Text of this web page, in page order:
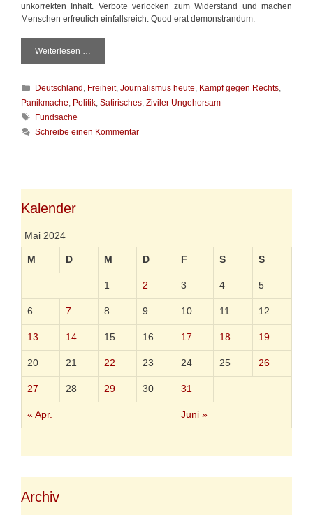
unkorrekten Inhalt. Verbote verlocken zum Widerstand und machen
Menschen erfreulich einfallsreich. Quod erat demonstrandum.
Weiterlesen …
e
e
r
r
r
s
e
m
g
K
a
t
g
e
n
Deutschland , Freiheit,Journalismus heute, Kampf gegen Rechts,
Panikmache, Politik, Satirisches, Ziviler Ungehorsam
S
c
ö
Fundsache
Schreibe einen Kommentar
Kalender
Mai 2024
M D M D F S S
« Apr. Juni »
1 2 3 4 5
6 7 8 9 10 11 12
13 14 15 16 17 18 19
20 21 22 23 24 25 26
27 28 29 30 31
Archiv